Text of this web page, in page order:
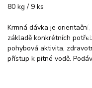
80 kg / 9 ks
Krmná dávka je
základě konkrétních
pohybová aktivita,
přístup k pitné vodě.